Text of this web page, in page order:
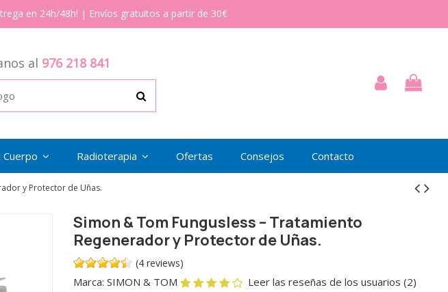
en 24h/48h! | Envíos gratuitos a partir de 30€
al 976 218 841
Radioterapia Ofertas Consejos Contacto
y Protector de Uñas.
Simon & Tom Fungusless – Tratamiento
Regenerador y Protector de Uñas.
(4 reviews)
Marca: SIMON & TOM
Leer las reseñas de los usuarios (2)